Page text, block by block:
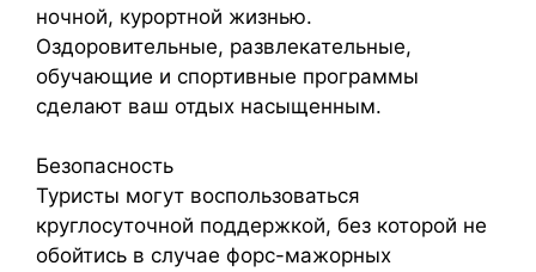
ночной, курортной жизнью.
Оздоровительные, развлекательные,
обучающие и спортивные программы
сделают ваш отдых насыщенным.
Безопасность
Туристы могут воспользоваться
круглосуточной поддержкой, без которой не
обойтись в случае форс-мажорных